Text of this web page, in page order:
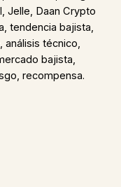
Jelle, Daan Crypto
tendencia bajista,
análisis técnico,
bajista,
recompensa.